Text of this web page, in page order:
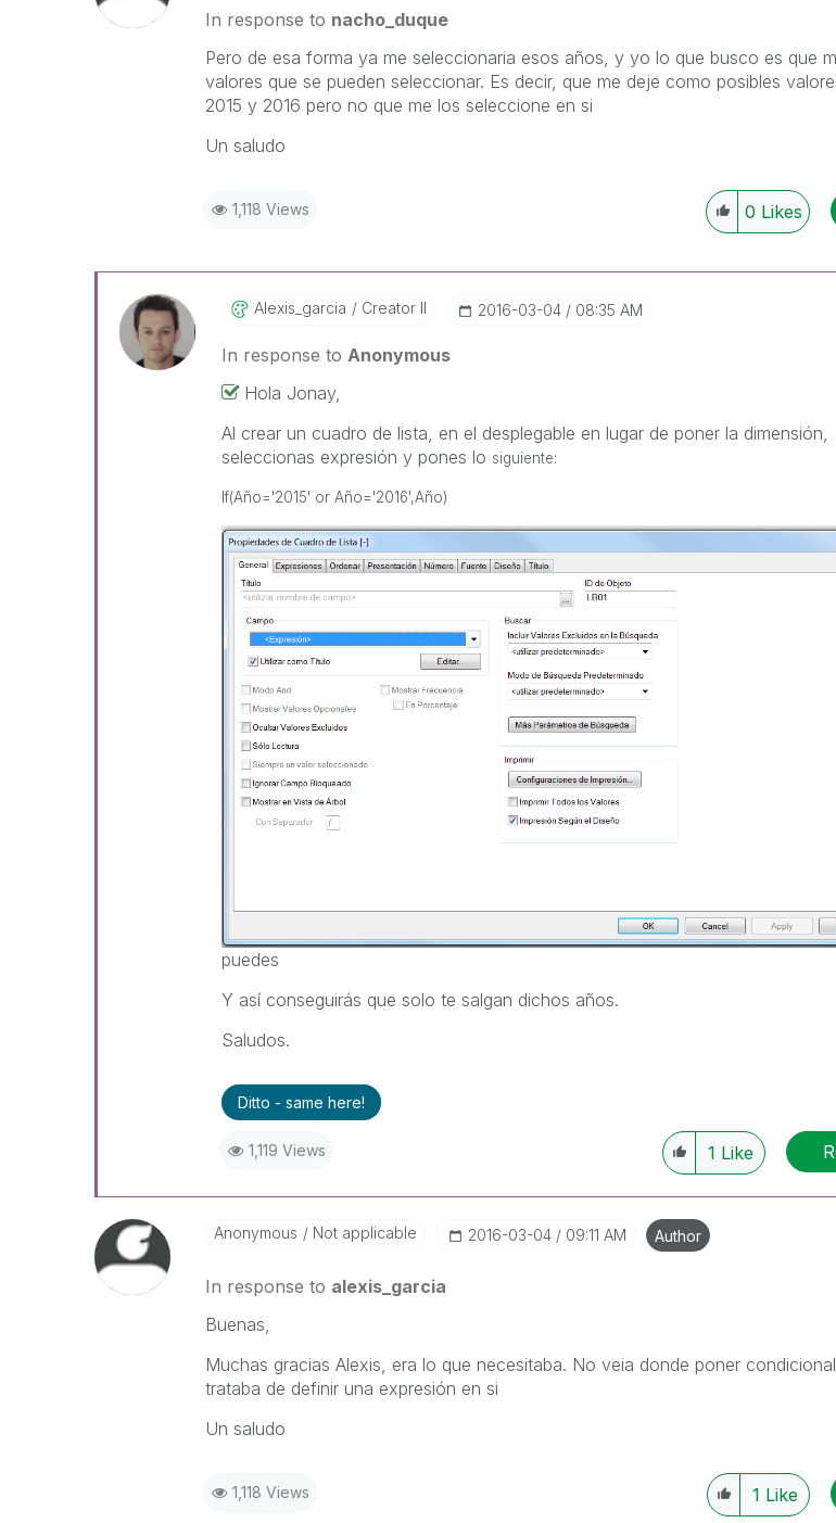
In response to nacho_duque
Pero de esa forma ya me seleccionaria esos años, y yo lo que busco es que
valores que se pueden seleccionar. Es decir, que me deje como posibles
2015 y 2016 pero no que me los seleccione en si
Un saludo
1,118 Views 0 Likes
Alexis_garcia Creator II ‎2016-03-04 08:35 AM
In response to Anonymous
Hola Jonay,
Al crear un cuadro de lista, en el desplegable en lugar de poner la dimensión,
seleccionas expresión y pones lo siguiente:
If(Año='2015' or Año='2016',Año)
puedes
Y así conseguirás que solo te salgan dichos años.
Saludos.
Ditto - same here!
1,119 Views 1 Like
Anonymous Not applicable ‎2016-03-04 09:11 AM Author
In response to alexis_garcia
Buenas,
Muchas gracias Alexis, era lo que necesitaba. No veia donde poner
trataba de definir una expresión en si
Un saludo
1,118 Views 1 Like